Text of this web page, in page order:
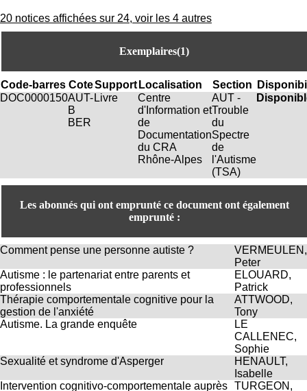
20 notices affichées sur 24, voir les 4 autres
Exemplaires(1)
Code-barres CoteSupport Localisation Section
DOC0000150AUT-
B
BER
Livre
Centre
d'Information et
de
Documentation
du CRA
Rhône-Alpes
AUT -
Trouble
du
Spectre
de
l'Autisme
(TSA)
Les abonnés qui ont emprunté ce document ont également
emprunté :
Comment pense une personne autiste ?
VERMEULEN,
Peter
Autisme : le partenariat entre parents et
professionnels
ELOUARD,
Patrick
Thérapie comportementale cognitive pour la
gestion de l'anxiété
ATTWOOD,
Tony
Autisme. La grande enquête
LE
CALLENEC,
Sophie
Sexualité et syndrome d'Asperger
HENAULT,
Isabelle
Intervention cognitivo-comportementale auprès TURGEON,
7
7
O
N
H
s
L
d
i
a
u
V
e
n
d
e
d
i